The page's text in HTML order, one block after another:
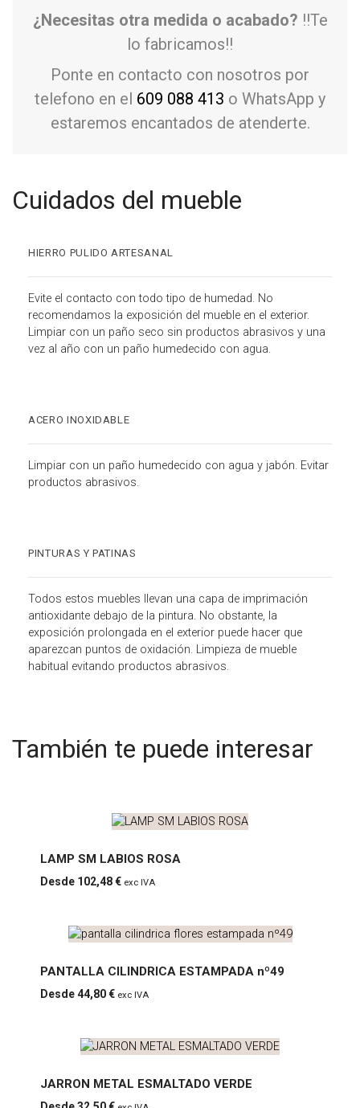
¿Necesitas otra medida o acabado? !!Te
lo fabricamos!!
Ponte en contacto con nosotros por
telefono en el 609 088 413 o WhatsApp y
estaremos encantados de atenderte.
Cuidados del mueble
HIERRO PULIDO ARTESANAL
Evite el contacto con todo tipo de humedad. No
recomendamos la exposición del mueble en el exterior.
Limpiar con un paño seco sin productos abrasivos y una
vez al año con un paño humedecido con agua.
ACERO INOXIDABLE
Limpiar con un paño humedecido con agua y jabón. Evitar
productos abrasivos.
PINTURAS Y PATINAS
Todos estos muebles llevan una capa de imprimación
antioxidante debajo de la pintura. No obstante, la
exposición prolongada en el exterior puede hacer que
aparezcan puntos de oxidación. Limpieza de mueble
habitual evitando productos abrasivos.
También te puede interesar
ROSA
LAMP SM LABIOS ROSA
102,48€ exc IVA
ESTAMPADA nº49
PANTALLA CILINDRICA ESTAMPADA nº49
44,80€ exc IVA
VERDE
JARRON METAL ESMALTADO VERDE